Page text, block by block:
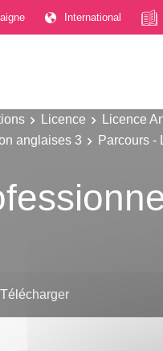
International
Licence Licence
anglaises 3
Parcours -
Télécharger